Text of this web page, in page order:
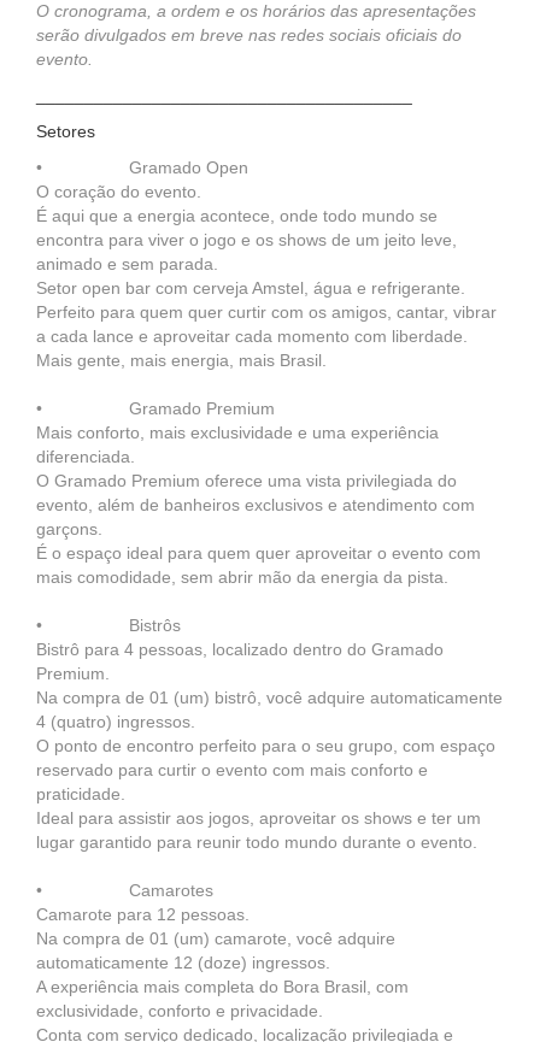
O cronograma, a ordem e os horários das apresentações
serão divulgados em breve nas redes sociais oficiais do
evento.
Setores
• Gramado Open
O coração do evento.
É aqui que a energia acontece, onde todo mundo se
encontra para viver o jogo e os shows de um jeito leve,
animado e sem parada.
Setor open bar com cerveja Amstel, água e refrigerante.
Perfeito para quem quer curtir com os amigos, cantar, vibrar
a cada lance e aproveitar cada momento com liberdade.
Mais gente, mais energia, mais Brasil.
• Gramado Premium
Mais conforto, mais exclusividade e uma experiência
diferenciada.
O Gramado Premium oferece uma vista privilegiada do
evento, além de banheiros exclusivos e atendimento com
garçons.
É o espaço ideal para quem quer aproveitar o evento com
mais comodidade, sem abrir mão da energia da pista.
• Bistrôs
Bistrô para 4 pessoas, localizado dentro do Gramado
Premium.
Na compra de 01 (um) bistrô, você adquire automaticamente
4 (quatro) ingressos.
O ponto de encontro perfeito para o seu grupo, com espaço
reservado para curtir o evento com mais conforto e
praticidade.
Ideal para assistir aos jogos, aproveitar os shows e ter um
lugar garantido para reunir todo mundo durante o evento.
• Camarotes
Camarote para 12 pessoas.
Na compra de 01 (um) camarote, você adquire
automaticamente 12 (doze) ingressos.
A experiência mais completa do Bora Brasil, com
exclusividade, conforto e privacidade.
Conta com serviço dedicado, localização privilegiada e